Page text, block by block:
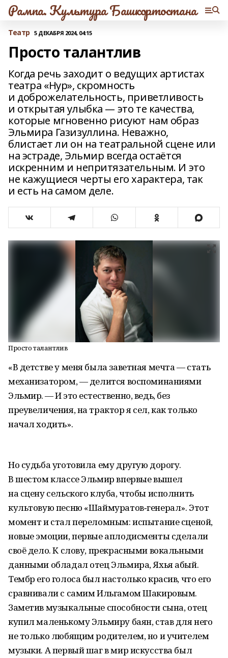
Рампа. Культура Башкортостана
Театр 5 ДЕКАБРЯ 2024, 04:15
Просто талантлив
Когда речь заходит о ведущих артистах
театра «Нур», скромность
и доброжелательность, приветливость
и открытая улыбка — это те качества,
которые мгновенно рисуют нам образ
Эльмира Газизуллина. Неважно,
блистает ли он на театральной сцене или
на эстраде, Эльмир всегда остаётся
искренним и непритязательным. И это
не кажущиеся черты его характера, так
и есть на самом деле.
Просто талантлив
«В детстве у меня была заветная мечта — стать
механизатором, — делится воспоминаниями
Эльмир. — И это естественно, ведь, без
преувеличения, на трактор я сел, как только
начал ходить».
Но судьба уготовила ему другую дорогу.
В шестом классе Эльмир впервые вышел
на сцену сельского клуба, чтобы исполнить
культовую песню «Шаймуратов‑генерал». Этот
момент и стал переломным: испытание сценой,
новые эмоции, первые аплодисменты сделали
своё дело. К слову, прекрасными вокальными
данными обладал отец Эльмира, Яхья абый.
Тембр его голоса был настолько красив, что его
сравнивали с самим Ильгамом Шакировым.
Заметив музыкальные способности сына, отец
купил маленькому Эльмиру баян, став для него
не только любящим родителем, но и учителем
музыки. А первый шаг в мир искусства был